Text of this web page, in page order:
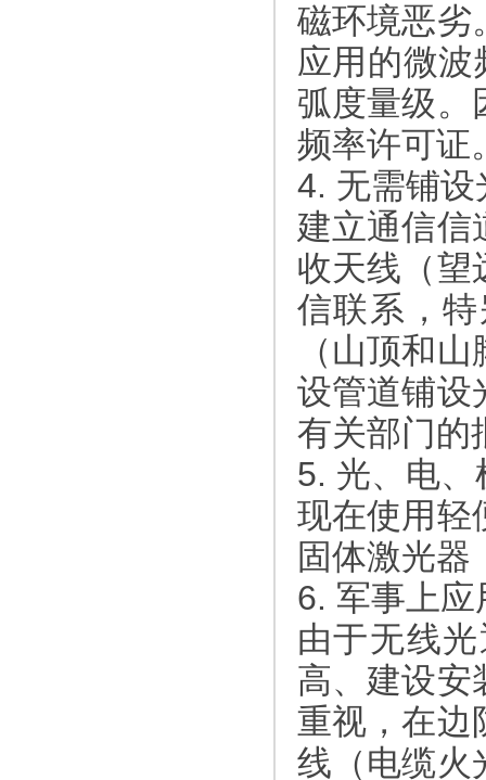
磁环境恶劣
应用的微
弧度量级。
频率许可证
4. 无需铺设
建立通信信
收天线（望
信联系，
（山顶和
设管道铺设
有关部门的
5. 光、电
现在使用轻
固体激光器
6. 军事上
由于无线
高、建设安
重视，在边
线（电缆火